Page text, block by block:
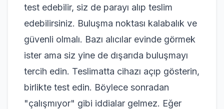
test edebilir, siz de parayı alıp teslim
edebilirsiniz. Buluşma noktası kalabalık ve
güvenli olmalı. Bazı alıcılar evinde görmek
ister ama siz yine de dışarıda buluşmayı
tercih edin. Teslimatta cihazı açıp gösterin,
birlikte test edin. Böylece sonradan
"çalışmıyor" gibi iddialar gelmez. Eğer